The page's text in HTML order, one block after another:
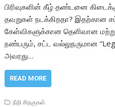
பிரிவுகளின் கீழ் தண்டனை
தவறுகள் நடக்கிறதா? இதற்கான
கேள்விகளுக்கான தெளிவான
நண்பரும், சட்ட வல்லுநருமான
அவரது…
READ MORE
நீதி சிறகுகள்